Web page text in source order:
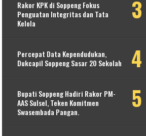
Rakor KPK di Soppeng Fokus
Penguatan Integritas dan Tata
Kelola
Percepat Data Kependudukan,
Dukcapil Soppeng Sasar 20 Sekolah
Bupati Soppeng Hadiri Rakor PM-
AAS Sulsel, Teken Komitmen
Swasembada Pangan.